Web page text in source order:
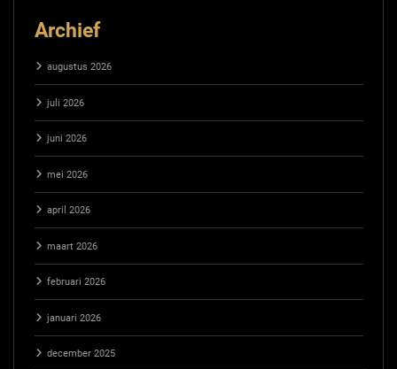
Archief
augustus 2026
juli 2026
juni 2026
mei 2026
april 2026
maart 2026
februari 2026
januari 2026
december 2025